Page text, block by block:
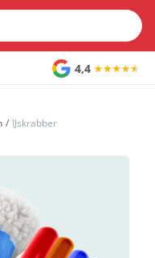
4,4
/ IJskrabber